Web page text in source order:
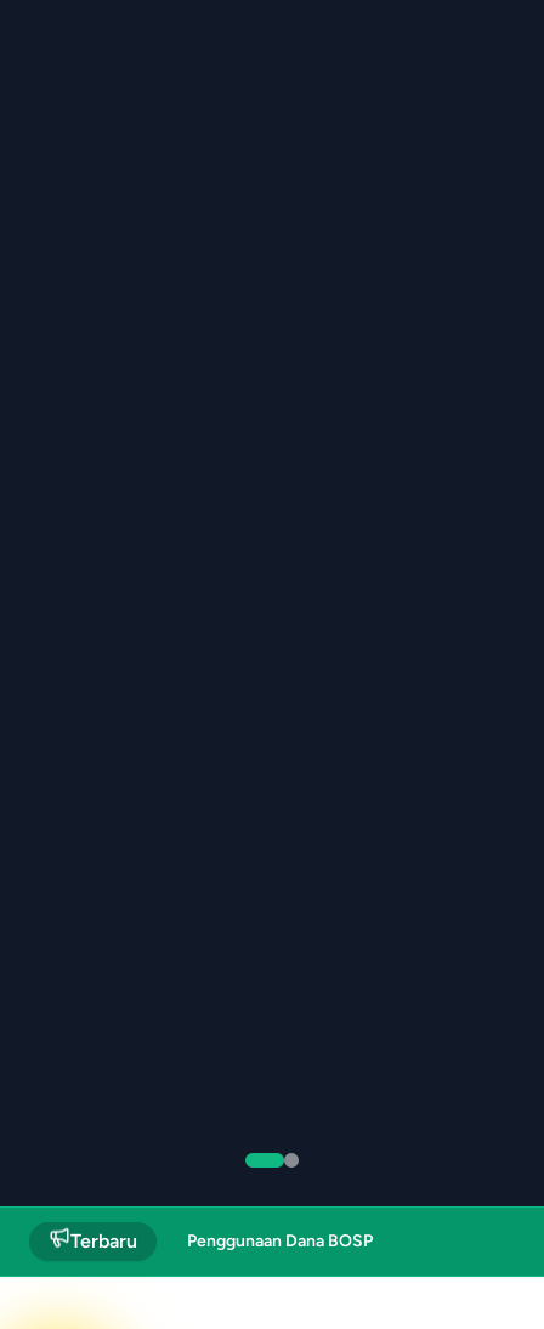
Terbaru
Realisasi Penggunaan Dana BOSP